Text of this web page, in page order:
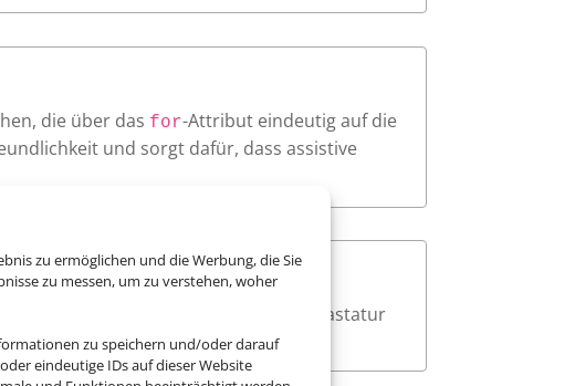
zu ermöglichen und die Werbung, die Sie
zu messen, um zu verstehen, woher
zu speichern und/oder darauf
eindeutige IDs auf dieser Website
die über das for-Attribut eindeutig auf die
und sorgt dafür, dass assistive
klar sichtbar an, wenn sie per Tastatur